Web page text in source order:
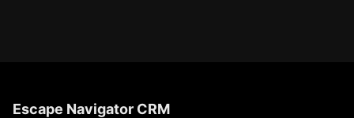
Escape Navigator CRM